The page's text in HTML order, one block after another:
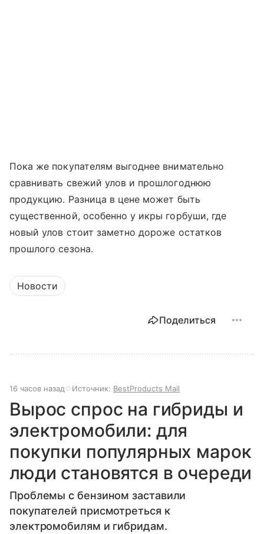
Пока же покупателям выгоднее внимательно
сравнивать свежий улов и прошлогоднюю
продукцию. Разница в цене может быть
существенной, особенно у икры горбуши, где
новый улов стоит заметно дороже остатков
прошлого сезона.
Новости
Поделиться
16 часов назад Источник: BestProducts Mail
Вырос спрос на гибриды и
электромобили: для
покупки популярных марок
люди становятся в очереди
Проблемы с бензином заставили
покупателей присмотреться к
электромобилям и гибридам.